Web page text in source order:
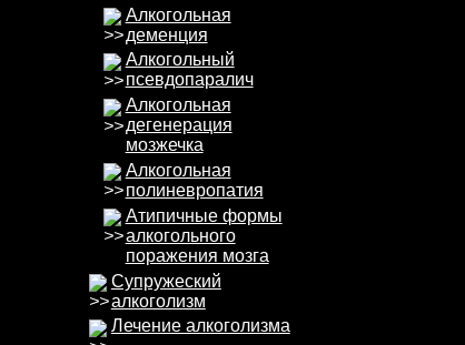
Алкогольная
деменция
Алкогольный
псевдопаралич
Алкогольная
дегенерация
мозжечка
Алкогольная
полиневропатия
Атипичные формы
алкогольного
поражения мозга
Супружеский
алкоголизм
Лечение алкоголизма